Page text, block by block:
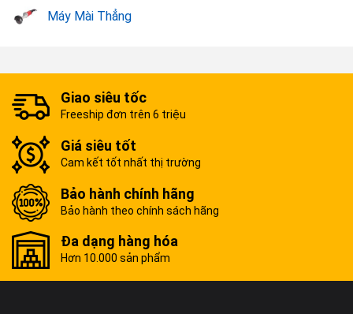
Top các sản phẩm máy mài pin bán chạy tại
Máy Mài Thẳng
Giao siêu tốc
Freeship đơn trên 6 triệu
Giá siêu tốt
Cam kết tốt nhất thị trường
Bảo hành chính hãng
Bảo hành theo chính sách hãng
Đa dạng hàng hóa
Hơn 10.000 sản phẩm